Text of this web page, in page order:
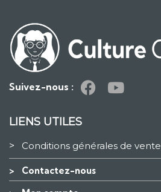
Suivez-nous :
LIENS UTILES
> Conditions générales de vente
> Contactez-nous